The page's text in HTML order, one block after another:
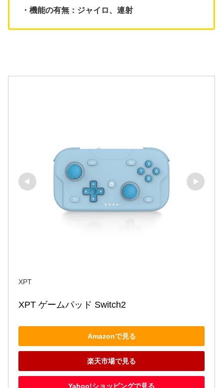
・機能の有無：ジャイロ、連射
XPT
XPT ゲームパッド Switch2
Amazonで見る
楽天市場で見る
Yahoo!ショッピングで見る